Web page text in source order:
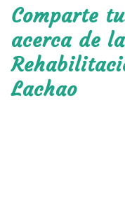
Comparte
acerca de
Lachao